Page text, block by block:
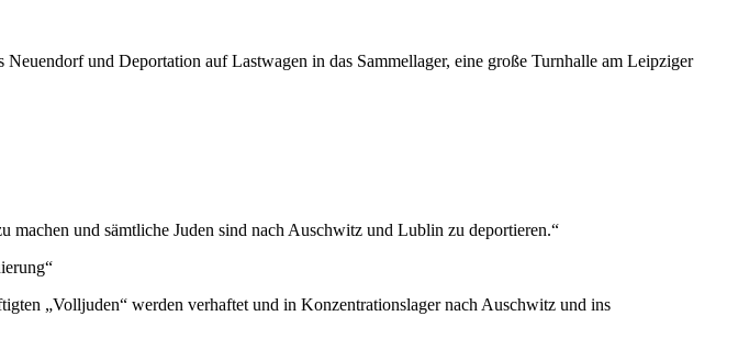
und Deportation auf Lastwagen in das Sammellager, eine große Turnhalle am Leipziger
und sämtliche Juden sind nach Auschwitz und Lublin zu deportieren.“
„Volljuden“ werden verhaftet und in Konzentrationslager nach Auschwitz und ins